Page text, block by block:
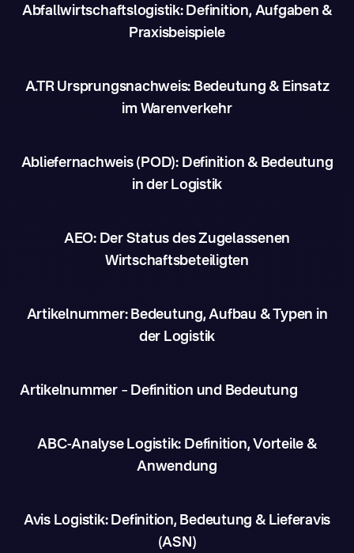
Abfallwirtschaftslogistik: Definition, Aufgaben &
Praxisbeispiele
A.TR Ursprungsnachweis: Bedeutung & Einsatz
im Warenverkehr
Abliefernachweis (POD): Definition & Bedeutung
in der Logistik
AEO: Der Status des Zugelassenen
Wirtschaftsbeteiligten
Artikelnummer: Bedeutung, Aufbau & Typen in
der Logistik
Artikelnummer – Definition und Bedeutung
ABC-Analyse Logistik: Definition, Vorteile &
Anwendung
Avis Logistik: Definition, Bedeutung & Lieferavis
(ASN)